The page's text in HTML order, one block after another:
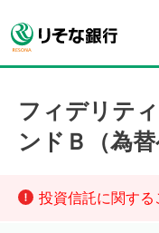
フィデリテ
ンドＢ（為
投資信託に関する